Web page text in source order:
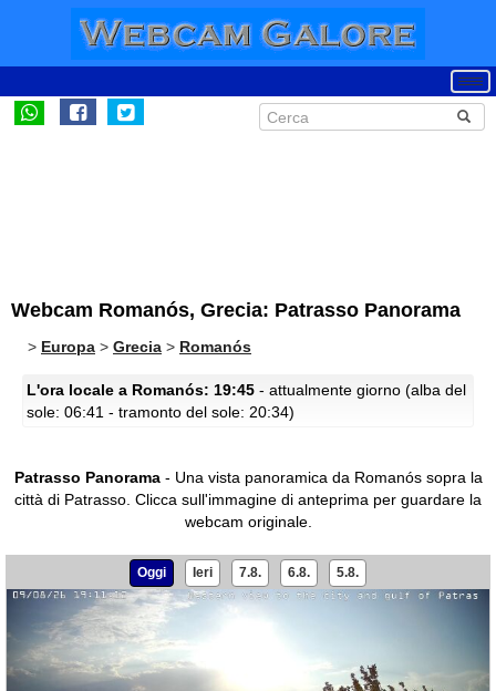
Webcam Romanós, Grecia: Patrasso Panorama
> Europa > Grecia > Romanós
L'ora locale a Romanós: 19:45 - attualmente giorno (alba del
sole: 06:41 - tramonto del sole: 20:34)
Patrasso Panorama- Una vista panoramica da Romanós sopra la
città di Patrasso. Clicca sull'immagine di anteprima per guardare la
webcam originale.
Oggi Ieri 7.8. 6.8. 5.8.